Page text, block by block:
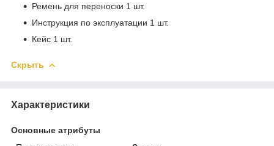
Ремень для переноски 1 шт.
Инструкция по эксплуатации 1 шт.
Кейс 1 шт.
Скрыть
Характеристики
Основные атрибуты